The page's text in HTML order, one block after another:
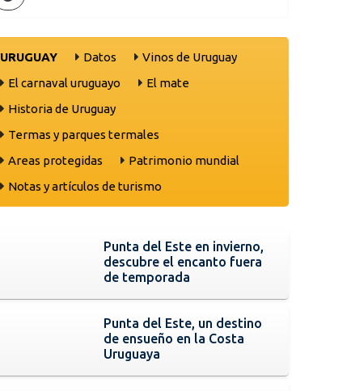
URUGUAY Datos
Vinos de Uruguay
El carnaval uruguayo
El mate
Historia de Uruguay
Termas y parques termales
Areas protegidas
Patrimonio mundial
Notas y artículos de turismo
Punta del Este en invierno,
descubre el encanto fuera
de temporada
Punta del Este, un destino
de ensueño en la Costa
Uruguaya